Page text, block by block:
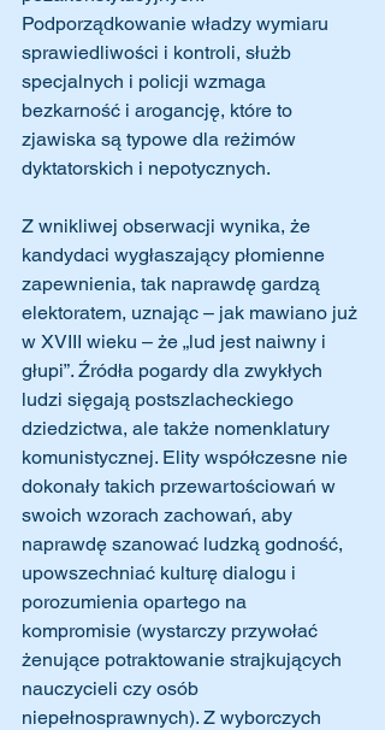
Podporządkowanie władzy wymiaru
sprawiedliwości i kontroli, służb
specjalnych i policji wzmaga
bezkarność i arogancję, które to
zjawiska są typowe dla reżimów
dyktatorskich i nepotycznych.
Z wnikliwej obserwacji wynika, że
kandydaci wygłaszający płomienne
zapewnienia, tak naprawdę gardzą
elektoratem, uznając – jak mawiano już
w XVIII wieku – że „lud jest naiwny i
głupi”. Źródła pogardy dla zwykłych
ludzi sięgają postszlacheckiego
dziedzictwa, ale także nomenklatury
komunistycznej. Elity współczesne nie
dokonały takich przewartościowań w
swoich wzorach zachowań, aby
naprawdę szanować ludzką godność,
upowszechniać kulturę dialogu i
porozumienia opartego na
kompromisie (wystarczy przywołać
żenujące potraktowanie strajkujących
nauczycieli czy osób
niepełnosprawnych). Z wyborczych